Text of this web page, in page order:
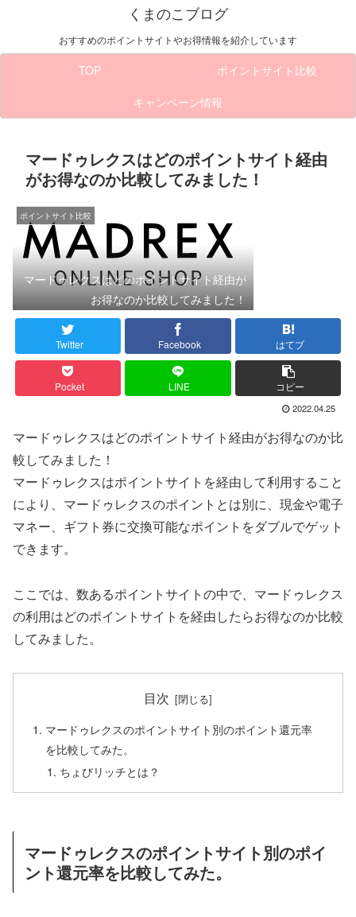
くまのこブログ
おすすめのポイントサイトやお得情報を紹介しています
TOP
ポイントサイト比較
キャンペーン情報
マードゥレクスはどのポイントサイト経由
がお得なのか比較してみました！
ポイントサイト比較
マードゥレクスはどのポイントサイト経由が
お得なのか比較してみました！
Twitter Facebook はてブ
Pocket LINE コピー
2022.04.25
マードゥレクスはどのポイントサイト経由がお得なのか比
較してみました！
マードゥレクスはポイントサイトを経由して利用すること
により、マードゥレクスのポイントとは別に、現金や電子
マネー、ギフト券に交換可能なポイントをダブルでゲット
できます。
ここでは、数あるポイントサイトの中で、マードゥレクス
の利用はどのポイントサイトを経由したらお得なのか比較
してみました。
目次
マードゥレクスのポイントサイト別のポイント還元率
を比較してみた。
ちょびリッチとは？
マードゥレクスのポイントサイト別のポイ
ント還元率を比較してみた。